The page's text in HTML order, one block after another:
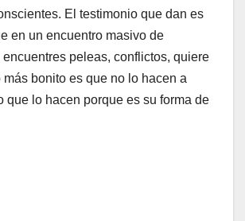
El testimonio que dan es
en un encuentro masivo de
encuentres peleas, conflictos, quiere
bonito es que no lo hacen a
que lo hacen porque es su forma de